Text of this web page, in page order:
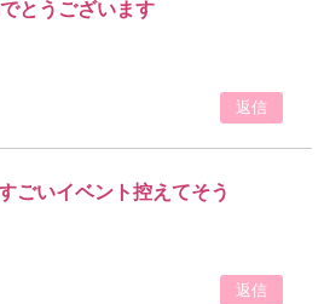
とうございます
返信
ごいイベント控えてそう
返信